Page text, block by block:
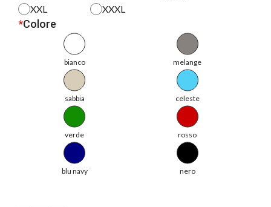
XXL
XXXL
*Colore
bianco melange
sabbia celeste
verde rosso
blu navy nero